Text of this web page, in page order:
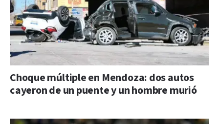
Choque múltiple en Mendoza: dos autos
cayeron de un puente y un hombre murió